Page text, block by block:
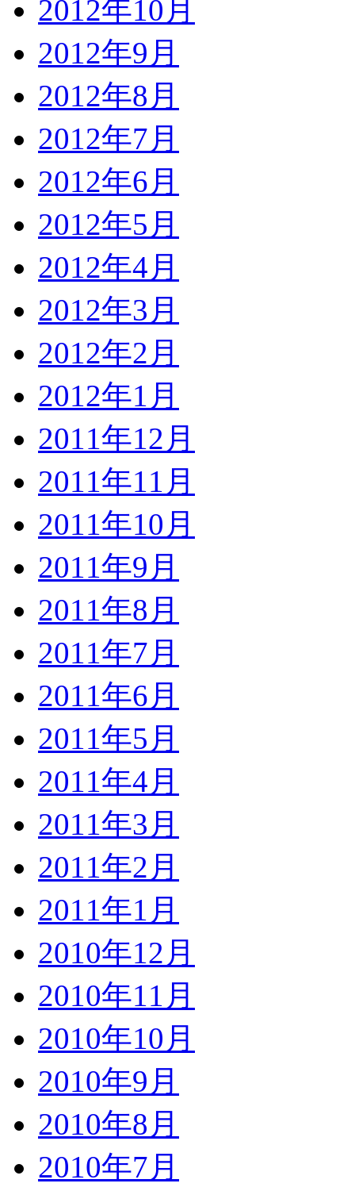
2012年10月
2012年9月
2012年8月
2012年7月
2012年6月
2012年5月
2012年4月
2012年3月
2012年2月
2012年1月
2011年12月
2011年11月
2011年10月
2011年9月
2011年8月
2011年7月
2011年6月
2011年5月
2011年4月
2011年3月
2011年2月
2011年1月
2010年12月
2010年11月
2010年10月
2010年9月
2010年8月
2010年7月